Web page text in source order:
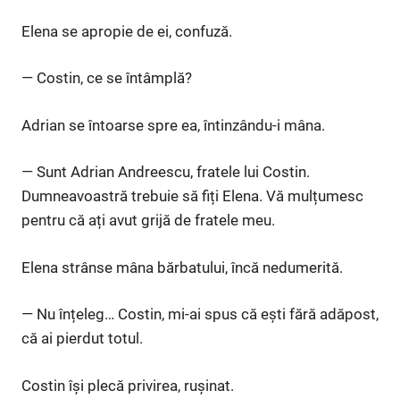
Elena se apropie de ei, confuză.
— Costin, ce se întâmplă?
Adrian se întoarse spre ea, întinzându-i mâna.
— Sunt Adrian Andreescu, fratele lui Costin.
Dumneavoastră trebuie să fiți Elena. Vă mulțumesc
pentru că ați avut grijă de fratele meu.
Elena strânse mâna bărbatului, încă nedumerită.
— Nu înțeleg… Costin, mi-ai spus că ești fără adăpost,
că ai pierdut totul.
Costin își plecă privirea, rușinat.